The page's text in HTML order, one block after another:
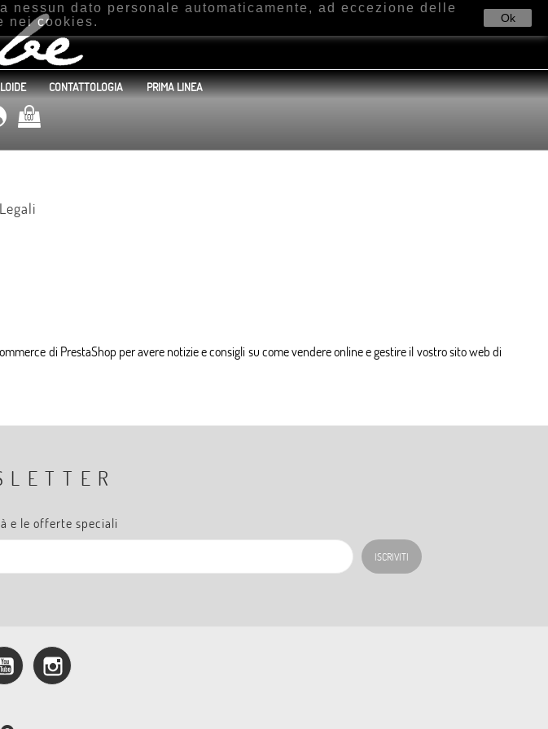
CONTATTOLOGIA PRIMA LINEA
(0)
di PrestaShop per avere notizie e consigli su come vendere online e gestire il vostro sito web di
e le offerte speciali
YouTube
dato personale automaticamente, ad eccezione delle
nei cookies.
Ok